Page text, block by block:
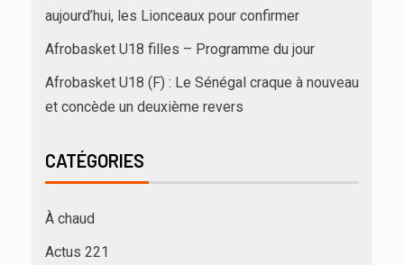
aujourd’hui, les Lionceaux pour confirmer
Afrobasket U18 filles – Programme du jour
Afrobasket U18 (F) : Le Sénégal craque à nouveau
et concède un deuxième revers
CATÉGORIES
À chaud
Actus 221